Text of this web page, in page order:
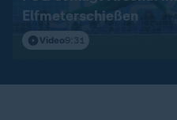
Elfmeterschießen
Video9:31